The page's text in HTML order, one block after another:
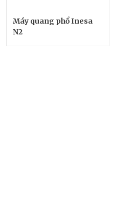
Máy quang phổ Inesa
N2